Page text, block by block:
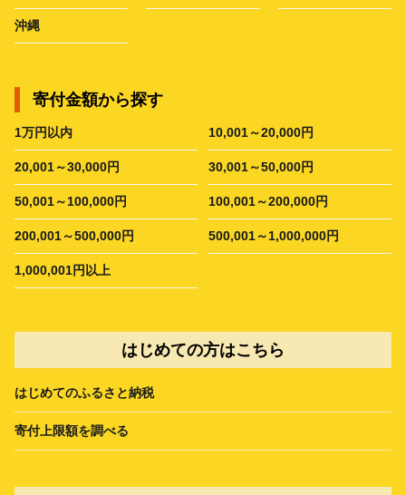
沖縄
寄付金額から探す
1万円以内 10,001～20,000円
20,001～30,000円 30,001～50,000円
50,001～100,000円 100,001～200,000円
200,001～500,000円 500,001～1,000,000円
1,000,001円以上
はじめての方はこちら
はじめてのふるさと納税
寄付上限額を調べる